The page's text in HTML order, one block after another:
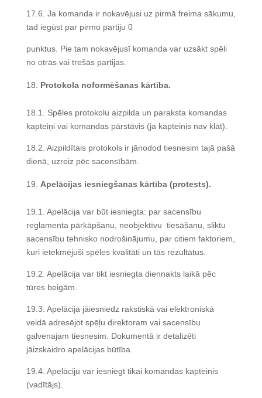
17.6. Ja komanda ir nokavējusi uz pirmā freima sākumu,
tad iegūst par pirmo partiju 0
punktus. Pie tam nokavējusī komanda var uzsākt spēli
no otrās vai trešās partijas.
Protokola noformēšanas kārtība.
18.1. Spēles protokolu aizpilda un paraksta komandas
kapteiņi vai komandas pārstāvis (ja kapteinis nav klāt).
18.2. Aizpildītais protokols ir jānodod tiesnesim tajā pašā
dienā, uzreiz pēc sacensībām.
Apelācijas iesniegšanas kārtība (protests).
19.1. Apelācija var būt iesniegta: par sacensību
reglamenta pārkāpšanu, neobjektīvu tiesāšanu, sliktu
sacensību tehnisko nodrošinājumu, par citiem faktoriem,
kuri ietekmējuši spēles kvalitāti un tās rezultātus.
19.2. Apelācija var tikt iesniegta diennakts laikā pēc
tūres beigām.
19.3. Apelācija jāiesniedz rakstiskā vai elektroniskā
veidā adresējot spēļu direktoram vai sacensību
galvenajam tiesnesim. Dokumentā ir detalizēti
jāizskaidro apelācijas būtība.
19.4. Apelāciju var iesniegt tikai komandas kapteinis
(vadītājs).